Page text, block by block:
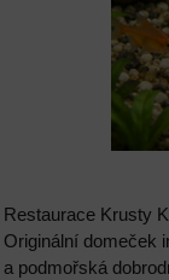
Restaurace Krusty
Originální domeček
a podmořská